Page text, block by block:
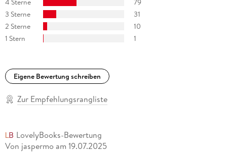
3 Sterne
31
2 Sterne
10
1 Stern
1
Eigene Bewertung schreiben
Zur Empfehlungsrangliste
LovelyBooks-Bewertung
Von jaspermo am 19.07.2025